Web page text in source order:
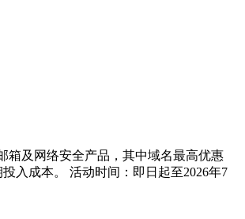
箱及网络安全产品，其中域名最高优惠
入成本。 活动时间：即日起至2026年7